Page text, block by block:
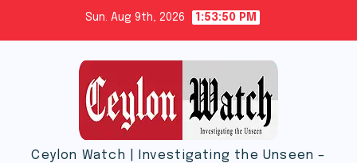
Sun. Aug 9th, 2026 1:53:50 PM
Ceylon Watch | Investigating the Unseen –